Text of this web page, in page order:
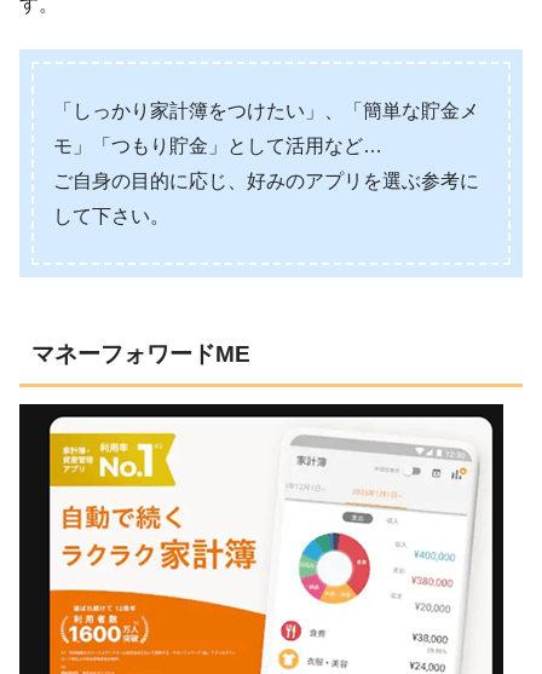
す。
「しっかり家計簿をつけたい」、「簡単な貯金メ
モ」「つもり貯金」として活用など…
ご自身の目的に応じ、好みのアプリを選ぶ参考に
して下さい。
マネーフォワードME